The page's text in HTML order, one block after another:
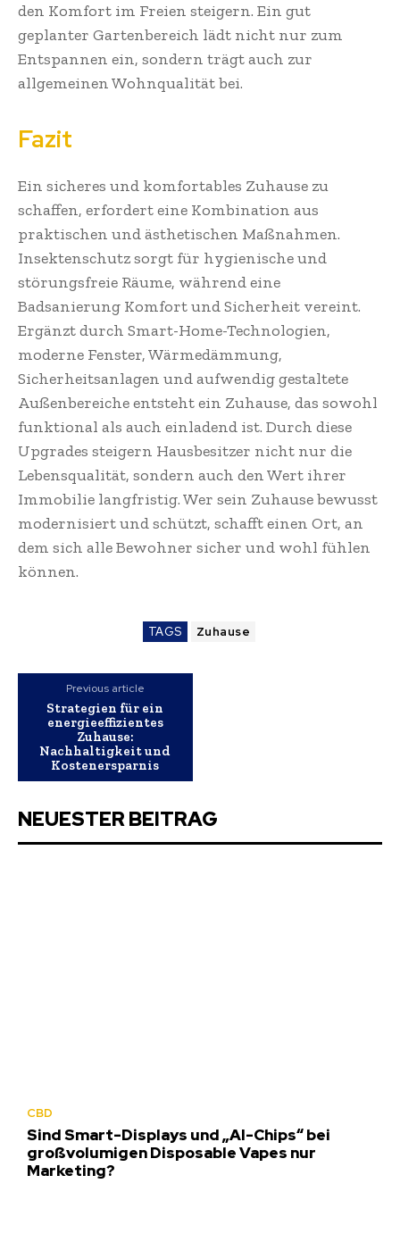
den Komfort im Freien steigern. Ein gut
geplanter Gartenbereich lädt nicht nur zum
Entspannen ein, sondern trägt auch zur
allgemeinen Wohnqualität bei.
Fazit
Ein sicheres und komfortables Zuhause zu
schaffen, erfordert eine Kombination aus
praktischen und ästhetischen Maßnahmen.
Insektenschutz sorgt für hygienische und
störungsfreie Räume, während eine
Badsanierung Komfort und Sicherheit vereint.
Ergänzt durch Smart-Home-Technologien,
moderne Fenster, Wärmedämmung,
Sicherheitsanlagen und aufwendig gestaltete
Außenbereiche entsteht ein Zuhause, das sowohl
funktional als auch einladend ist. Durch diese
Upgrades steigern Hausbesitzer nicht nur die
Lebensqualität, sondern auch den Wert ihrer
Immobilie langfristig. Wer sein Zuhause bewusst
modernisiert und schützt, schafft einen Ort, an
dem sich alle Bewohner sicher und wohl fühlen
können.
TAGS Zuhause
Previous article
Strategien für ein
energieeffizientes
Zuhause:
Nachhaltigkeit und
Kostenersparnis
NEUESTER BEITRAG
CBD
Sind Smart-Displays und „AI-Chips“ bei
großvolumigen Disposable Vapes nur
Marketing?